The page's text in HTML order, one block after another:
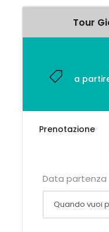
Tour
a
Prenotazione
Data partenza